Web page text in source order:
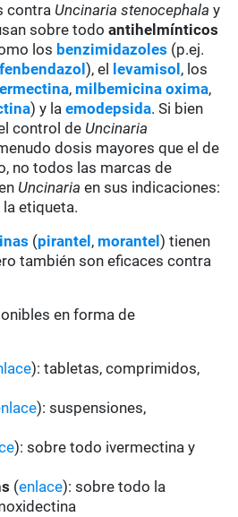
contra Uncinaria stenocephalay
sobre todoantihelmínticos
los benzimidazoles (p.ej.
fenbendazol), el levamisol , los
, milbemicina oxima,
) y laemodepsida. Si bien
control de Uncinaria
dosis mayores que el de
no todos las marcas de
Uncinariaen sus indicaciones:
etiqueta.
(pirantel , morantel) tienen
también son eficaces contra
en forma de
): tabletas, comprimidos,
): suspensiones,
): sobre todo ivermectina y
(enlace): sobre todo la